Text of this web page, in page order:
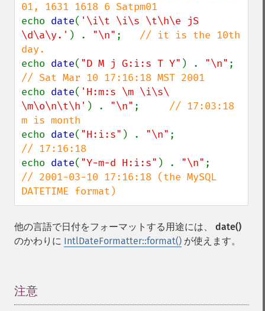
echo date( '\i\t \i\s \t\h\e jS
\d\a\y.' ) . "\n" ; // it is the 10th
echo date( "D M j G:i:s T Y" ) . "\n"
echo date( 'H:m:s \m \i\s\
\m\o\n\t\h' ) . "\n" ; // 17:03:18
echo date( "H:i:s" ) . "\n"
echo date( "Y-m-d H:i:s" ) . "\n"
// 2001-03-10 17:16:18 (the MySQL
DATETIME format)
他の言語で日付をフォーマットする用途には、 date()
のかわりに IntlDateFormatter::format() が使えます。
注意